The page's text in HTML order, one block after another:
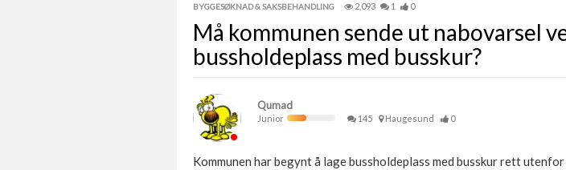
BYGGESØKNAD & SAKSBEHANDLING 2,093 1 0
Må kommunen sende ut nabovarsel
bussholdeplass med busskur?
Qumad
Junior 145 Haugesund 0
Kommunen har begynt å lage bussholdeplass med busskur rett